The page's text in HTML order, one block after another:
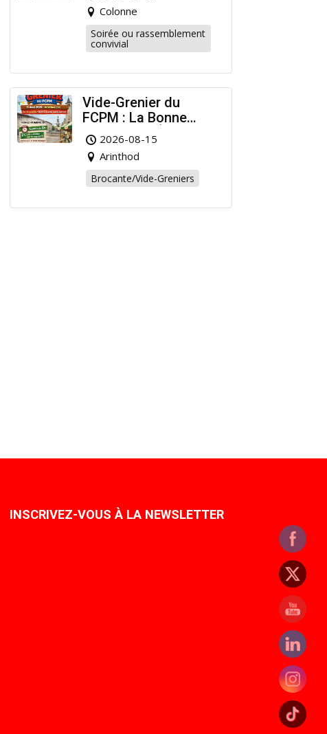
Colonne
Soirée ou rassemblement
convivial
Vide-Grenier du
FCPM : La Bonne
Affaire de l’Été à
Arinthod !
2026-08-15
Arinthod
Brocante/Vide-Greniers